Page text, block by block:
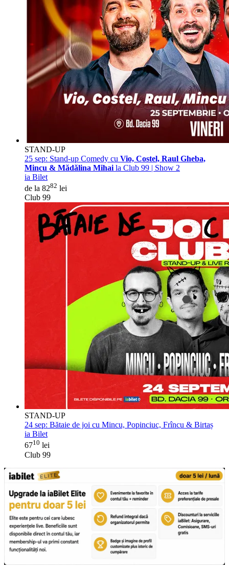
STAND-UP
25 sep: Stand-up Comedy cu Vio, Costel, Raul Gheba,
Mincu & Mădălina Mihai la Club 99 | Show 2
ia Bilet
de la 8282 lei
Club 99
STAND-UP
24 sep: Bătaie de joi cu Mincu, Popinciuc, Frîncu & Birtaș
ia Bilet
6710 lei
Club 99